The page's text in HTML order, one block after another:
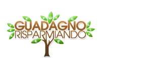
contenuto